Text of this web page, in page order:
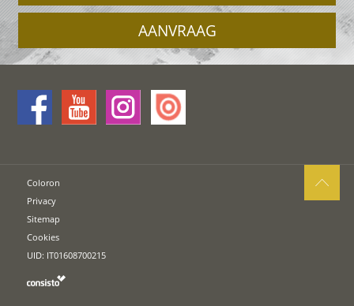
AANVRAAG
Coloron
Privacy
Sitemap
Cookies
UID: IT01608700215